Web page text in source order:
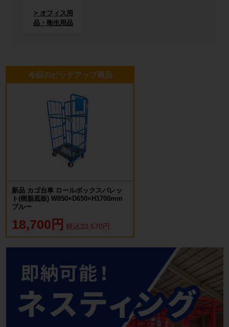
オフィス用
品・衛生用品
今回のピックアップ商品
新品 カゴ台車 ロールボックスパレッ
ト(樹脂底板) W850×D650×H1700mm
ブルー
18,700円 税込20,570円